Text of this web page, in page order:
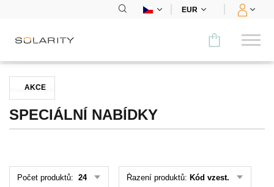
EUR
KATEGORIE
AKCE
SPECIÁLNÍ NABÍDKY
Počet produktů: 24 Řazení produktů: Kód vzest.